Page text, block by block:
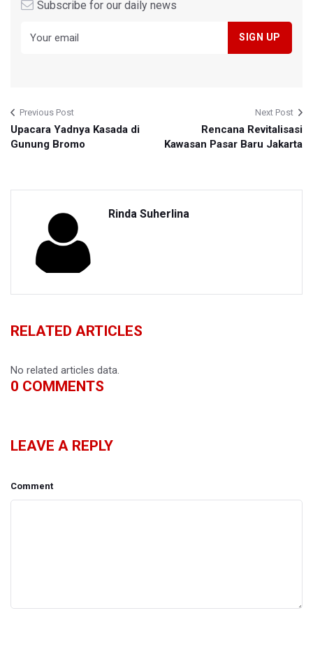
Subscribe for our daily news
Previous Post
Upacara Yadnya Kasada di
Gunung Bromo
Next Post
Rencana Revitalisasi
Kawasan Pasar Baru Jakarta
Rinda Suherlina
RELATED ARTICLES
No related articles data.
0 COMMENTS
LEAVE A REPLY
Comment